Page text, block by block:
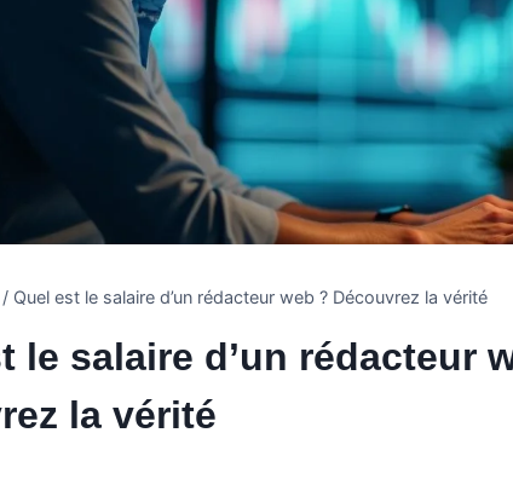
/ Quel est le salaire d’un rédacteur web ? Découvrez la vérité
le salaire d’un rédacteur
la vérité